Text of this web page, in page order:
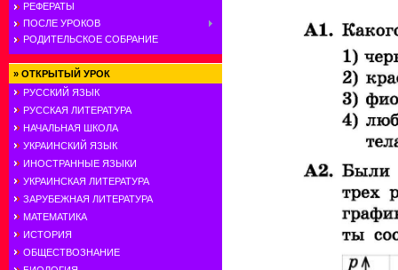
РЕФЕРАТЫ
ПОСЛЕ УРОКОВ
РОДИТЕЛЬСКОЕ СОБРАНИЕ
» ОТКРЫТЫЙ УРОК
РУССКИЙ ЯЗЫК
РУССКАЯ ЛИТЕРАТУРА
НАЧАЛЬНАЯ ШКОЛА
УКРАИНСКИЙ ЯЗЫК
ИНОСТРАННЫЕ ЯЗЫКИ
УКРАИНСКАЯ ЛИТЕРАТУРА
ЗАРУБЕЖНАЯ ЛИТЕРАТУРА
МАТЕМАТИКА
ИСТОРИЯ
ОБЩЕСТВОЗНАНИЕ